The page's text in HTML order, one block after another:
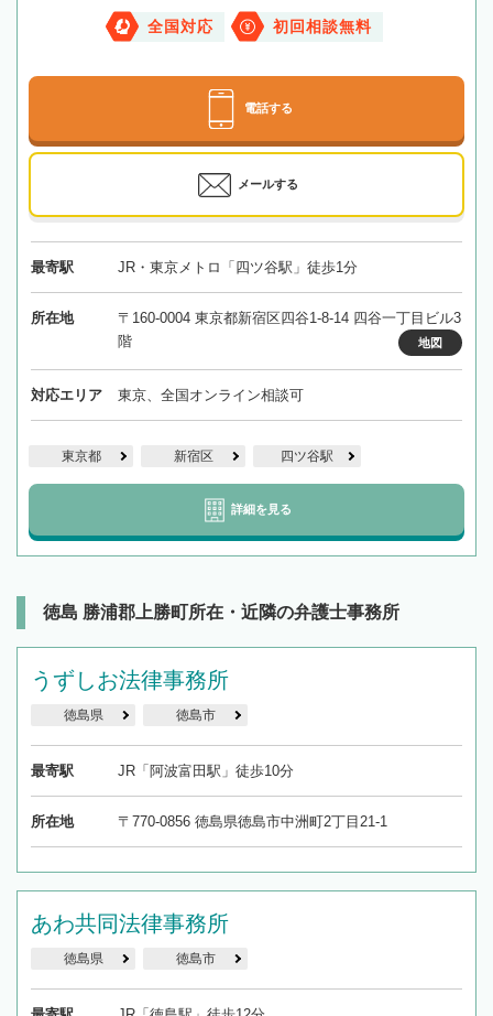
全国対応 初回相談無料
電話する
メールする
最寄駅 JR・東京メトロ「四ツ谷駅」徒歩1分
所在地
〒160-0004 東京都新宿区四谷1-8-14 四谷一丁目ビル3
階
地図
対応エリア 東京、全国オンライン相談可
東京都 新宿区 四ツ谷駅
詳細を見る
徳島 勝浦郡上勝町所在・近隣の弁護士事務所
うずしお法律事務所
徳島県 徳島市
最寄駅 JR「阿波富田駅」徒歩10分
所在地 〒770-0856 徳島県徳島市中洲町2丁目21-1
あわ共同法律事務所
徳島県 徳島市